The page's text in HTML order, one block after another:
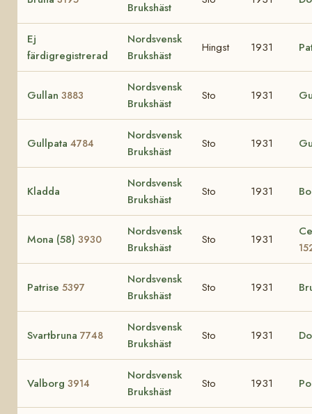
Brukshäst
Ej
färdigregistrerad
Nordsvensk
Brukshäst
Hingst 1931
Gullan 3883
Nordsvensk
Brukshäst
Sto 1931
Gullpata 4784
Nordsvensk
Brukshäst
Sto 1931
Kladda
Nordsvensk
Brukshäst
Sto 1931
Mona (58) 3930
Nordsvensk
Brukshäst
Sto 1931
Patrise 5397
Nordsvensk
Brukshäst
Sto 1931
Svartbruna 7748
Nordsvensk
Brukshäst
Sto 1931
Valborg 3914
Nordsvensk
Brukshäst
Sto 1931